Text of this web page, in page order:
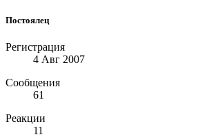
Постоялец
Регистрация
4 Авг 2007
Сообщения
61
Реакции
11